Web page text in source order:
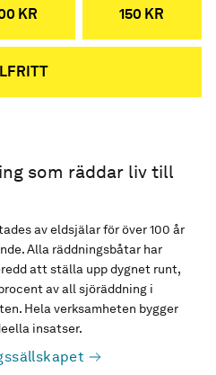
KR 150 KR
som räddar liv till
av eldsjälar för över 100 år
Alla räddningsbåtar har
att ställa upp dygnet runt,
av all sjöräddning i
Hela verksamheten bygger
insatser.